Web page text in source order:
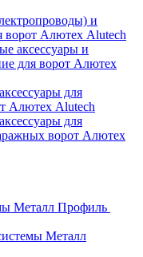
и
ворот Алютех Alutech
аксессуары и
для ворот Алютех
для
Алютех Alutech
для
ворот Алютех
Металл Профиль
Металл